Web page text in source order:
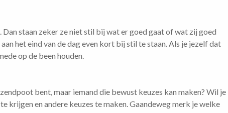
staan zeker ze niet stil bij wat er goed gaat of wat zij goed
het eind van de dag even kort bij stil te staan. Als je jezelf dat
op de been houden.
bent, maar iemand die bewust keuzes kan maken? Wil je
krijgen en andere keuzes te maken. Gaandeweg merk je welke